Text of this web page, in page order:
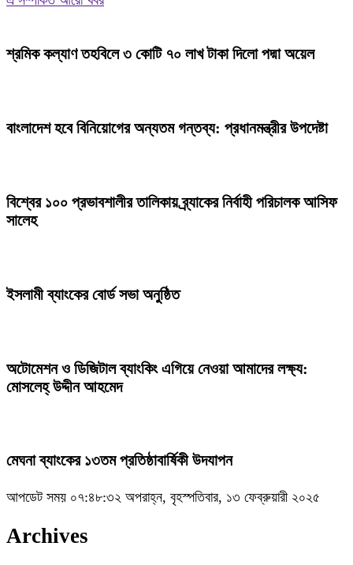
শ্রমিক কল্যাণ তহবিলে ৩ কোটি ৭০ লাখ টাকা দিলো পদ্মা অয়েল
বাংলাদেশ হবে বিনিয়োগের অন্যতম গন্তব্য: প্রধানমন্ত্রীর উপদেষ্টা
বিশ্বের ১০০ প্রভাবশালীর তালিকায় ব্র্যাকের নির্বাহী পরিচালক আসিফ
সালেহ
ইসলামী ব্যাংকের বোর্ড সভা অনুষ্ঠিত
অটোমেশন ও ডিজিটাল ব্যাংকিং এগিয়ে নেওয়া আমাদের লক্ষ্য:
মোসলেহ্‌ উদ্দীন আহমেদ
মেঘনা ব্যাংকের ১৩তম প্রতিষ্ঠাবার্ষিকী উদযাপন
আপডেট সময় ০৭:৪৮:৩২ অপরাহ্ন, বৃহস্পতিবার, ১৩ ফেব্রুয়ারী ২০২৫
Archives